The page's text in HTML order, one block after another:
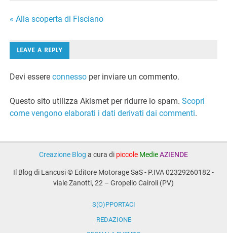
Navigazione
articoli
« Alla scoperta di Fisciano
LEAVE A REPLY
Devi essereconnesso per inviare un commento.
Questo sito utilizza Akismet per ridurre lo spam.Scopri
come vengono elaborati i dati derivati dai commenti.
Creazione Blog a cura di piccole MedieAZIENDE
Il Blog di Lancusi © Editore Motorage SaS - P.IVA 02329260182 -
viale Zanotti, 22 – Gropello Cairoli (PV)
S(O)PPORTACI
REDAZIONE